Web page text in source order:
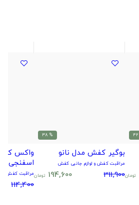
تومان
% 38
بوگیر کفش مدل نانو
مراقبت کفش و لوازم جانبی کفش
311,900
194,600 تومان
واکس
اسفنجی
مراقبت کفش و
114,400